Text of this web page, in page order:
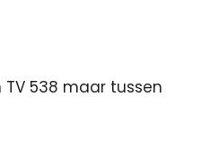
538 maar tussen